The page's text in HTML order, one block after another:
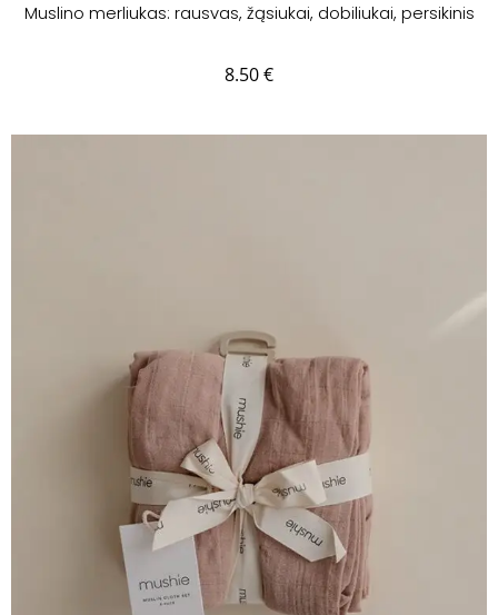
Muslino merliukas: rausvas, žąsiukai, dobiliukai, persikinis
8.50€